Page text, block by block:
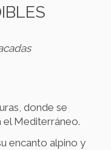
donde se
el Mediterráneo.
encanto alpino y